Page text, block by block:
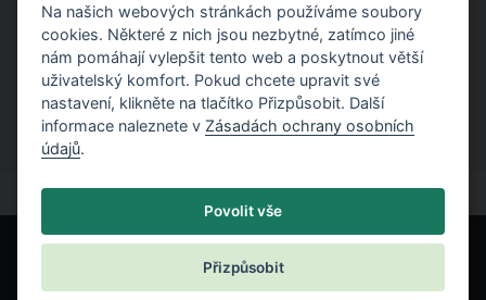
Stáhněte si manuály s teoretickými i praktickými ukázkami
použití programů.
Na našich webových stránkách používáme soubory
cookies. Některé z nich jsou nezbytné, zatímco jiné
nám pomáhají vylepšit tento web a poskytnout větší
uživatelský komfort. Pokud chcete upravit své
nastavení, klikněte na tlačítko Přizpůsobit. Další
informace naleznete v Zásadách ochrany osobních
údajů.
Povolit vše
Přizpůsobit